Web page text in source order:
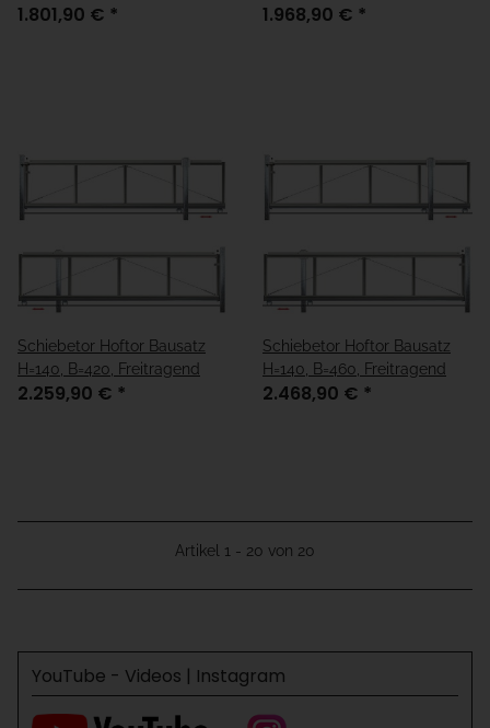
1.801,90 € * 1.968,90 € *
Schiebetor Hoftor Bausatz
H=140, B=420, Freitragend
2.259,90 € *
Schiebetor Hoftor Bausatz
H=140, B=460, Freitragend
2.468,90 € *
Artikel 1 - 20 von 20
YouTube - Videos | Instagram